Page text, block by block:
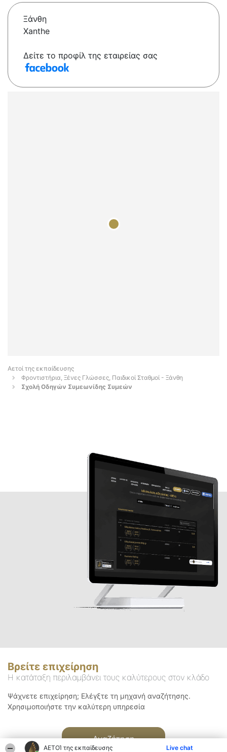
ΑΕΤΟΊ της εκπαίδευσης Live chat
Ξάνθη
Xanthe
Δείτε το προφίλ της εταιρείας σας
Αετοί της εκπαίδευσης
Φροντιστήρια, Ξένες Γλώσσες, Παιδικοί Σταθμοί - Ξάνθη
Σχολή Οδηγών Συμεωνίδης Συμεών
Βρείτε επιχείρηση
Η κατάταξη περιλαμβάνει τους καλύτερους στον κλάδο
Ψάχνετε επιχείρηση; Ελέγξτε τη μηχανή αναζήτησης.
Χρησιμοποιήστε την καλύτερη υπηρεσία
Αναζήτηση